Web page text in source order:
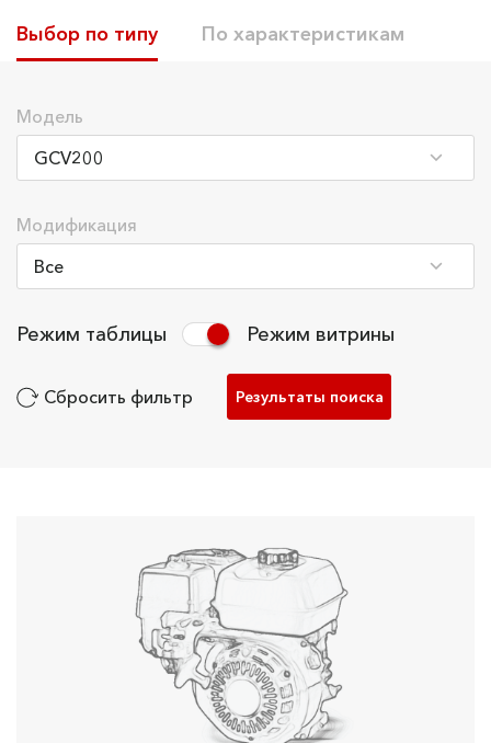
Выбор по типу По характеристикам
Модель
Модификация
Режим таблицы Режим витрины
Сбросить фильтр